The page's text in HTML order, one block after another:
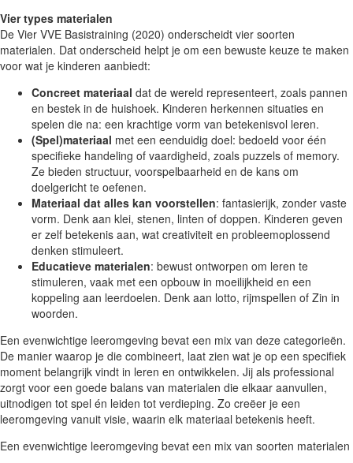
Vier types materialen
De Vier VVE Basistraining (2020) onderscheidt vier soorten
materialen. Dat onderscheid helpt je om een bewuste keuze te maken
voor wat je kinderen aanbiedt:
Concreet materiaal dat de wereld representeert, zoals pannen
en bestek in de huishoek. Kinderen herkennen situaties en
spelen die na: een krachtige vorm van betekenisvol leren.
(Spel)materiaal met een eenduidig doel: bedoeld voor één
specifieke handeling of vaardigheid, zoals puzzels of memory.
Ze bieden structuur, voorspelbaarheid en de kans om
doelgericht te oefenen.
Materiaal dat alles kan voorstellen: fantasierijk, zonder vaste
vorm. Denk aan klei, stenen, linten of doppen. Kinderen geven
er zelf betekenis aan, wat creativiteit en probleemoplossend
denken stimuleert.
Educatieve materialen: bewust ontworpen om leren te
stimuleren, vaak met een opbouw in moeilijkheid en een
koppeling aan leerdoelen. Denk aan lotto, rijmspellen of Zin in
woorden.
Een evenwichtige leeromgeving bevat een mix van deze categorieën.
De manier waarop je die combineert, laat zien wat je op een specifiek
moment belangrijk vindt in leren en ontwikkelen. Jij als professional
zorgt voor een goede balans van materialen die elkaar aanvullen,
uitnodigen tot spel én leiden tot verdieping. Zo creëer je een
leeromgeving vanuit visie, waarin elk materiaal betekenis heeft.
Een evenwichtige leeromgeving bevat een mix van soorten materialen